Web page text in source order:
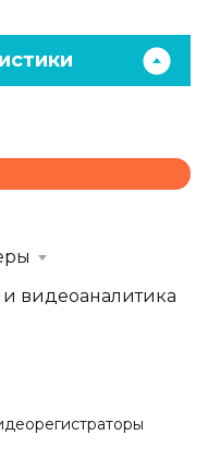
видеоаналитика